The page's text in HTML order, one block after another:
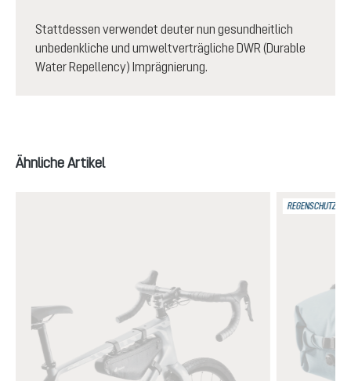
Stattdessen verwendet deuter nun gesundheitlich
unbedenkliche und umweltverträgliche DWR (Durable
Water Repellency) Imprägnierung.
Produktgalerie überspringen
Ähnliche Artikel
REGENSCHUTZ